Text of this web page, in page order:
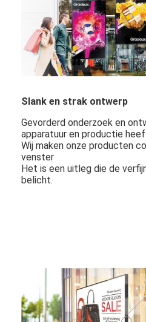
Contacteer ons
Nieuws
Chat Nu
Vensterlcd Vertoning
het tweezijdige lcd scherm
Openluchtlcd Vertoning
Hoge Tni LCD
Open Kaderlcd Comité
Slank en strak ontwerp
Gevorderd onderzoek en
apparatuur en productie
Wij maken onze producten
venster
Het is een uitleg die de
belicht.